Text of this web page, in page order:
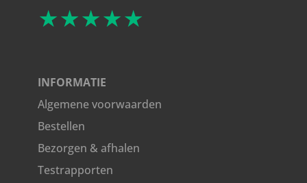
★★★★★
INFORMATIE
Algemene voorwaarden
Bestellen
Bezorgen & afhalen
Testrapporten